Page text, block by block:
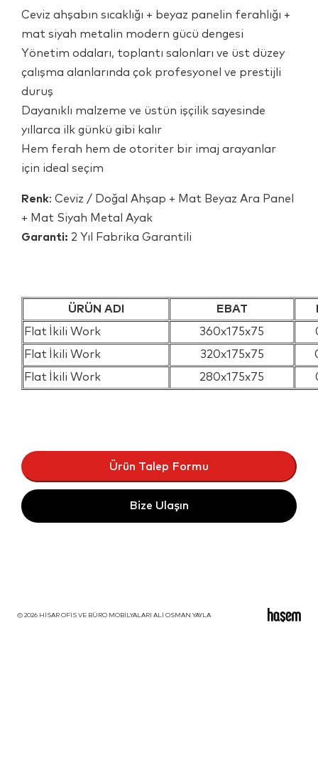
Ceviz ahşabın sıcaklığı + beyaz panelin ferahlığı +
mat siyah metalin modern gücü dengesi
Yönetim odaları, toplantı salonları ve üst düzey
çalışma alanlarında çok profesyonel ve prestijli
duruş
Dayanıklı malzeme ve üstün işçilik sayesinde
yıllarca ilk günkü gibi kalır
Hem ferah hem de otoriter bir imaj arayanlar
için ideal seçim
Renk: Ceviz / Doğal Ahşap + Mat Beyaz Ara Panel
+ Mat Siyah Metal Ayak
Garanti: 2 Yıl Fabrika Garantili
ÜRÜN ADI EBAT
Flat İkili Work
360x175x75
Flat İkili Work
320x175x75
Flat İkili Work
280x175x75
Ürün Talep Formu
Bize Ulaşın
© 2026 HİSAR OFİS VE BÜRO MOBİLYALARI ALİ OSMAN YAYLA